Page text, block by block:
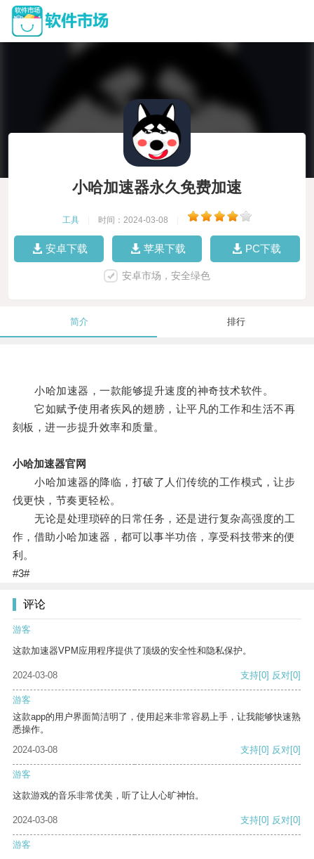
小哈加速器永久免费加速
工具 时间：2024-03-08
安卓下载 苹果下载 PC下载
安卓市场，安全绿色
简介 排行
小哈加速器，一款能够提升速度的神奇技术软件。
它如赋予使用者疾风的翅膀，让平凡的工作和生活不再
刻板，进一步提升效率和质量。
小哈加速器官网
小哈加速器的降临，打破了人们传统的工作模式，让步
伐更快，节奏更轻松。
无论是处理琐碎的日常任务，还是进行复杂高强度的工
作，借助小哈加速器，都可以事半功倍，享受科技带来的便
利。
#3#
评论
游客
这款加速器VPM应用程序提供了顶级的安全性和隐私保护。
2024-03-08 支持[0] 反对[0]
游客
这款app的用户界面简洁明了，使用起来非常容易上手，让我能够快速熟
悉操作。
2024-03-08
支持[0] 反对[0]
游客
这款游戏的音乐非常优美，听了让人心旷神怡。
2024-03-08 支持[0] 反对[0]
游客